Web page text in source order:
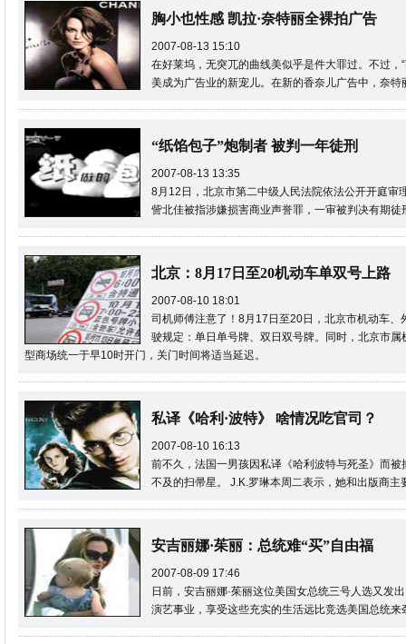
胸小也性感 凯拉·奈特丽全裸拍广告
2007-08-13 15:10
在好莱坞，无突兀的曲线美似乎是件大罪过。不过，
美成为广告业的新宠儿。在新的香奈儿广告中，奈
“纸馅包子”炮制者 被判一年徒刑
2007-08-13 13:35
8月12日，北京市第二中级人民法院依法公开开庭审
訾北佳被指涉嫌损害商业声誉罪，一审被判决有期
北京：8月17日至20机动车单双号上路
2007-08-10 18:01
司机师傅注意了！8月17日至20日，北京市机动车
驶规定：单日单号牌、双日双号牌。同时，北京市
型商场统一于早10时开门，关门时间将适当延迟。
私译《哈利·波特》 啥情况吃官司？
2007-08-10 16:13
前不久，法国一男孩因私译《哈利波特与死圣》而被
不及的扫帚星。 J.K.罗琳本周二表示，她和出版商主
安吉丽娜·茱丽：总统难“买”自由福
2007-08-09 17:46
日前，安吉丽娜·茱丽这位美国女总统三号人选又发
演艺事业，享受这些充实的生活远比竞选美国总统来